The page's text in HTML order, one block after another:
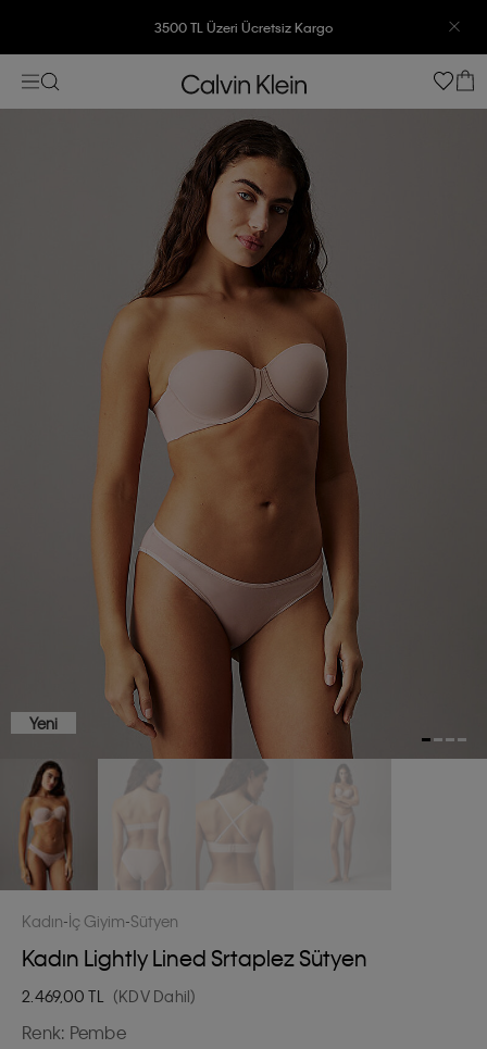
3500 TL Üzeri Ücretsiz Kargo
7500 TL Ve Üzeri Alışverişlerinizde 6 Taksit İmkanı
Yeni
Kadın İç Giyim Sütyen
Kadın Lightly Lined Srtaplez Sütyen
2.469,00 TL (KDV Dahil)
Renk: Pembe